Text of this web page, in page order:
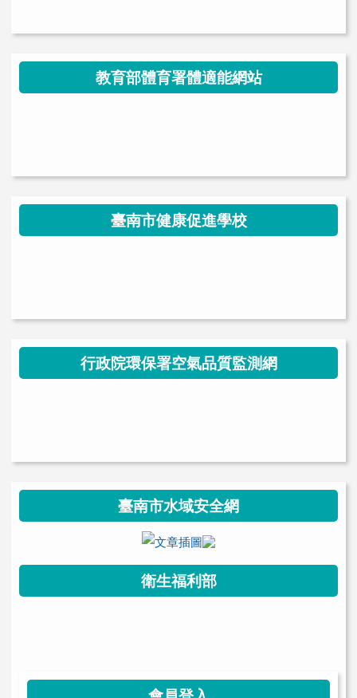
教育部體育署體適能網站
臺南市健康促進學校
行政院環保署空氣品質監測網
臺南市水域安全網
link to https://
衛生福利部